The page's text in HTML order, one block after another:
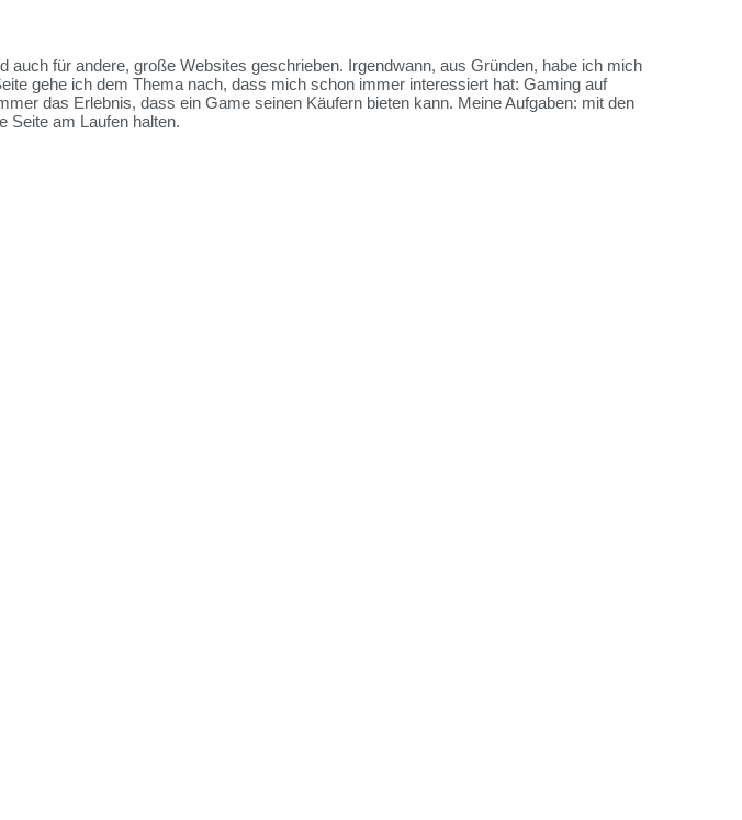
für andere, große Websites geschrieben. Irgendwann, aus Gründen, habe ich mich
gehe ich dem Thema nach, dass mich schon immer interessiert hat: Gaming auf
das Erlebnis, dass ein Game seinen Käufern bieten kann. Meine Aufgaben: mit den
Seite am Laufen halten.